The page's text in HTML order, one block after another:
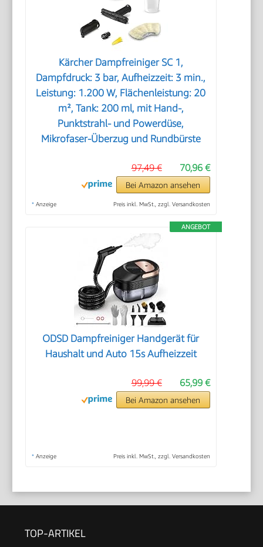
Kärcher Dampfreiniger SC 1,
Dampfdruck: 3 bar, Aufheizzeit: 3 min.,
Leistung: 1.200 W, Flächenleistung: 20
m², Tank: 200 ml, mit Hand-,
Punktstrahl- und Powerdüse,
Mikrofaser-Überzug und Rundbürste
70,96 €
97,49 €
Bei Amazon ansehen
* Anzeige Preis inkl. MwSt., zzgl. Versandkosten
ANGEBOT
ODSD Dampfreiniger Handgerät für
Haushalt und Auto 15s Aufheizzeit
65,99 €
99,99 €
Bei Amazon ansehen
* Anzeige Preis inkl. MwSt., zzgl. Versandkosten
TOP-ARTIKEL